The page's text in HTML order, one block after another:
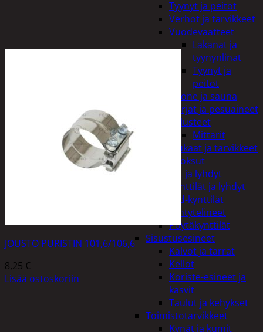
Tyynyt ja peitot
Verhot ja tarvikkeet
Vuodevaatteet
Lakanat ja
tyynynlinat
Tyynyt ja
peitot
Kylpyhuone ja sauna
Harjat ja pesuaineet
Kalusteet
Mittarit
Kiukaat ja tarvikkeet
Tuoksut
Kynttilät ja lyhdyt
Kynttilät ja lyhdyt
Led-kynttilät
Lyhtytelineet
Pöytäkynttilät
Sisustusesineet
Kalvot ja tarrat
Kellot
Koriste-esineet ja
kasvit
Taulut ja kehykset
Toimistotarvikkeet
Kynät ja kumit
JOUSTO PURISTIN 101,6/106,6
8,25 €
Lisää ostoskoriin